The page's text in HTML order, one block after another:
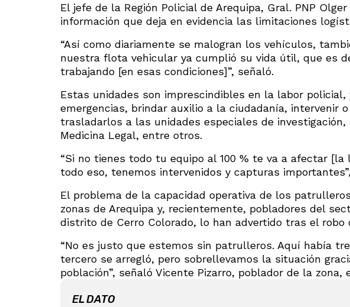
El jefe de la Región Policial de Arequipa, Gral. PNP
información que deja en evidencia las limitaciones
“Así como diariamente se malogran los vehículos,
nuestra flota vehicular ya cumplió su vida útil, que es
trabajando [en esas condiciones]”, señaló.
Estas unidades son imprescindibles en la labor
emergencias, brindar auxilio a la ciudadanía, intervenir
trasladarlos a las unidades especiales de
Medicina Legal, entre otros.
“Si no tienes todo tu equipo al 100 % te va a afectar
todo eso, tenemos intervenidos y capturas
El problema de la capacidad operativa de los
zonas de Arequipa y, recientemente, pobladores del
distrito de Cerro Colorado, lo han advertido tras el robo
“No es justo que estemos sin patrulleros. Aquí había
tercero se arregló, pero sobrellevamos la situación
población”, señaló Vicente Pizarro, poblador de la zona,
EL DATO